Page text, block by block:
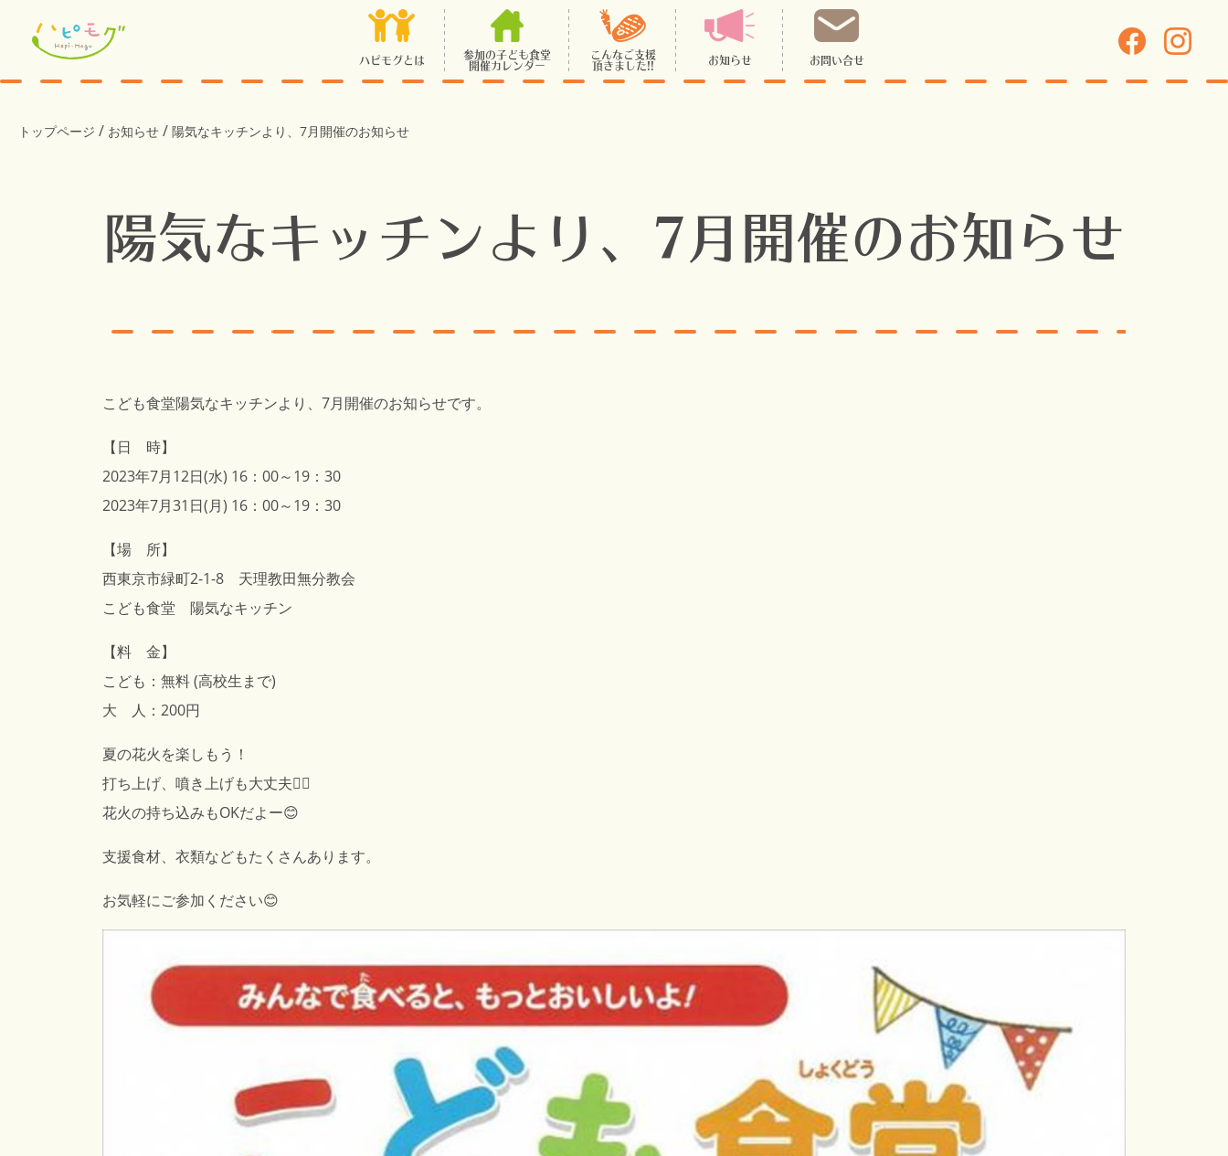
ハピモグとは
参加の子ども食堂
開催カレンダー
こんなご支援
頂きました!!
お知らせ お問い合せ
トップページ / お知らせ / 陽気なキッチンより、7月開催のお知らせ
陽気なキッチンより、7月開催のお知らせ
こども食堂陽気なキッチンより、7月開催のお知らせです。
【日 時】
2023年7月12日(水) 16：00～19：30
2023年7月31日(月) 16：00～19：30
【場 所】
西東京市緑町2-1-8 天理教田無分教会
こども食堂 陽気なキッチン
【料 金】
こども：無料 (高校生まで)
大 人：200円
夏の花火を楽しもう！
打ち上げ、噴き上げも大丈夫🙆‍♀️
花火の持ち込みもOKだよー😊
支援食材、衣類などもたくさんあります。
お気軽にご参加ください😊